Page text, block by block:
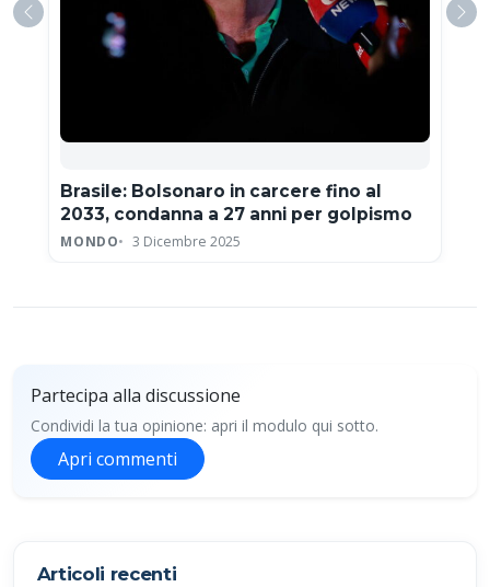
Brasile: Bolsonaro in carcere fino al
2033, condanna a 27 anni per golpismo
MONDO 3 Dicembre 2025
Partecipa alla discussione
Condividi la tua opinione: apri il modulo qui sotto.
Apri commenti
Articoli recenti